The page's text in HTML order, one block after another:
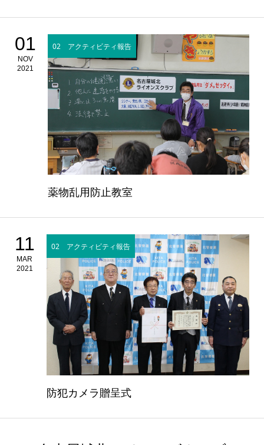
01
NOV
2021
02 アクティビティ報告
薬物乱用防止教室
11
MAR
2021
02 アクティビティ報告
防犯カメラ贈呈式